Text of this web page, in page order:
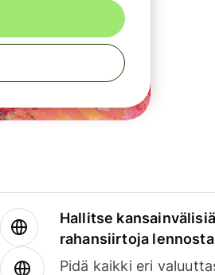
Hallitse kansainvälisiä
rahansiirtoja
Pidä kaikki eri